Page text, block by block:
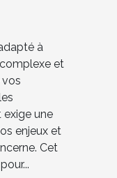
à
et
exige une
enjeux et
Cet